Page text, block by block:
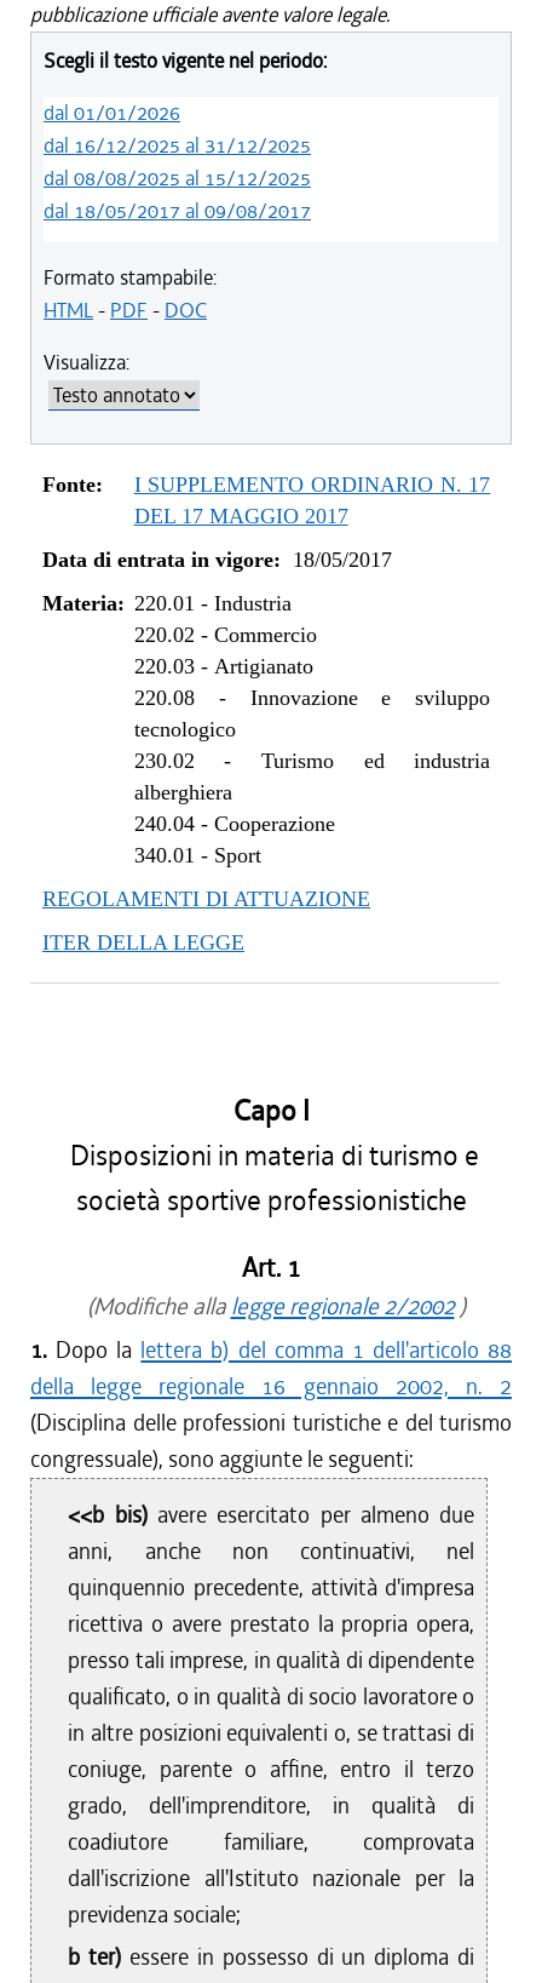
pubblicazione ufficiale avente valore legale.
Scegli il testo vigente nel periodo:
dal 01/01/2026
dal 16/12/2025 al 31/12/2025
dal 08/08/2025 al 15/12/2025
dal 18/05/2017 al 09/08/2017
Formato stampabile:
HTML- PDF - DOC
Visualizza:
Fonte:
I SUPPLEMENTO ORDINARIO N. 17
DEL 17 MAGGIO 2017
Data di entrata in vigore: 18/05/2017
Materia: 220.01 - Industria
220.02 - Commercio
220.03- Artigianato
220.08- Innovazione e sviluppo
tecnologico
230.02 -Turismo ed industria
alberghiera
240.04- Cooperazione
340.01 - Sport
REGOLAMENTI DI ATTUAZIONE
ITER DELLA LEGGE
Capo I
Disposizioni in materia di turismo e
società sportive professionistiche
Art. 1
(Modifiche alla legge regionale 2/2002)
1. Dopo la lettera b) del comma 1 dell'articolo 88
della legge regionale 16 gennaio 2002, n. 2
(Disciplina delle professioni turistiche e del turismo
congressuale), sono aggiunte le seguenti:
<<b bis) avere esercitato per almeno due
anni, anche non continuativi, nel
quinquennio precedente, attività d'impresa
ricettiva o avere prestato la propria opera,
presso tali imprese, in qualità di dipendente
qualificato, o in qualità di socio lavoratore o
in altre posizioni equivalenti o, se trattasi di
coniuge, parente o affine, entro il terzo
grado, dell'imprenditore, in qualità di
coadiutore familiare, comprovata
dall'iscrizione all'Istituto nazionale per la
previdenza sociale;
b ter) essere in possesso di un diploma di